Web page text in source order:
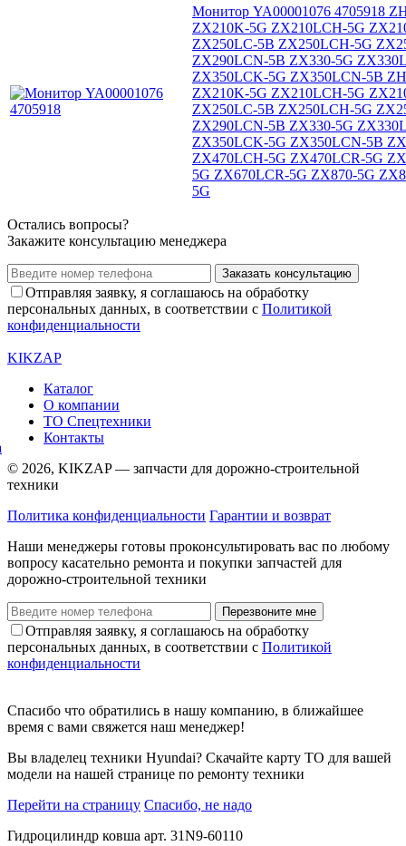
Монитор YA00001076 4705918
ZX210K-5G ZX210LCH-5G
ZX250LC-5B ZX250LCH-5G
ZX290LCN-5B ZX330-5G
ZX350LCK-5G ZX350LCN-5B
ZX210K-5G ZX210LCH-5G
ZX250LC-5B ZX250LCH-5G
ZX290LCN-5B ZX330-5G
ZX350LCK-5G ZX350LCN-5B
ZX470LCH-5G ZX470LCR-5G
5G ZX670LCR-5G ZX870-5G
5G
Остались вопросы?
Закажите консультацию менеджера
Заказать консультацию
Отправляя заявку, я соглашаюсь на обработку
персональных данных, в соответствии с Политикой
конфиденциальности
KIKZAP
Каталог
О компании
ТО Спецтехники
Контакты
© 2026, KIKZAP — запчасти для дорожно-строительной
техники
Политика конфиденциальности Гарантии и возврат
Наши менеджеры готовы проконсультировать вас по любому
вопросу касательно ремонта и покупки запчастей для
дорожно-строительной техники
Перезвоните мне
Отправляя заявку, я соглашаюсь на обработку
персональных данных, в соответствии с Политикой
конфиденциальности
Спасибо что обратились в нашу компанию, в ближайшее
время с вами свяжется наш менеджер!
Вы владелец техники Hyundai? Скачайте карту ТО для вашей
модели на нашей странице по ремонту техники
Перейти на страницу Спасибо, не надо
Гидроцилиндр ковша арт. 31N9-60110